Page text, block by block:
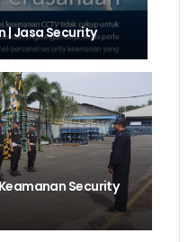
| Jasa Security
Security